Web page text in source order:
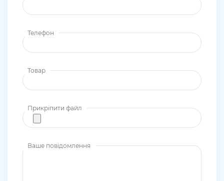
Телефон
Товар
Прикріпити файл
Ваше повідомлення